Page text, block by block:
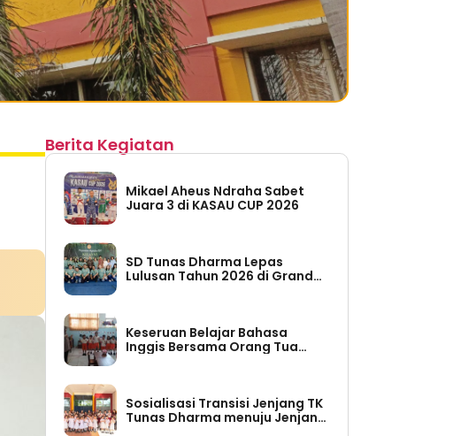
Berita Kegiatan
Mikael Aheus Ndraha Sabet
Juara 3 di KASAU CUP 2026
SD Tunas Dharma Lepas
Lulusan Tahun 2026 di Grand
Keseruan Belajar Bahasa
Inggis Bersama Orang Tua
Sosialisasi Transisi Jenjang TK
Tunas Dharma menuju Jenjang